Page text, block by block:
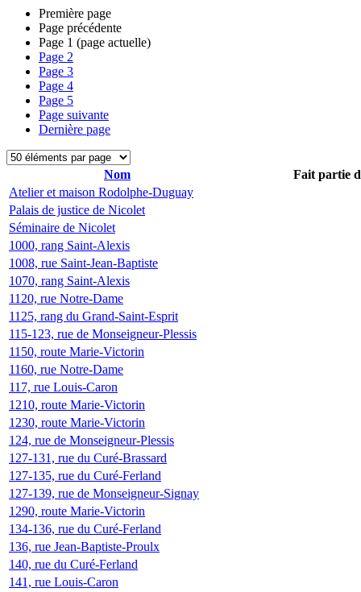
Première page
Page précédente
Page 1 (page actuelle)
Page 2
Page 3
Page 4
Page 5
Page suivante
Dernière page
Nom
Fait partie
Atelier et maison Rodolphe-Duguay
Palais de justice de Nicolet
Séminaire de Nicolet
1000, rang Saint-Alexis
1008, rue Saint-Jean-Baptiste
1070, rang Saint-Alexis
1120, rue Notre-Dame
1125, rang du Grand-Saint-Esprit
115-123, rue de Monseigneur-Plessis
1150, route Marie-Victorin
1160, rue Notre-Dame
117, rue Louis-Caron
1210, route Marie-Victorin
1230, route Marie-Victorin
124, rue de Monseigneur-Plessis
127-131, rue du Curé-Brassard
127-135, rue du Curé-Ferland
127-139, rue de Monseigneur-Signay
1290, route Marie-Victorin
134-136, rue du Curé-Ferland
136, rue Jean-Baptiste-Proulx
140, rue du Curé-Ferland
141, rue Louis-Caron